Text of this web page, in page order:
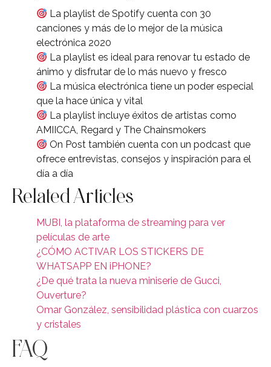
La playlist de Spotify cuenta con 30
canciones y más de lo mejor de la música
electrónica 2020
La playlist es ideal para renovar tu estado de
ánimo y disfrutar de lo más nuevo y fresco
La música electrónica tiene un poder especial
que la hace única y vital
La playlist incluye éxitos de artistas como
AMIICCA, Regard y The Chainsmokers
On Post también cuenta con un podcast que
ofrece entrevistas, consejos y inspiración para el
día a día
Related Articles
MUBI, la plataforma de streaming para ver
películas de arte
¿CÓMO ACTIVAR LOS STICKERS DE
WHATSAPP EN iPHONE?
¿De qué trata la nueva miniserie de Gucci,
Ouverture?
Omar González, sensibilidad plástica con cuarzos
y cristales
FAQ